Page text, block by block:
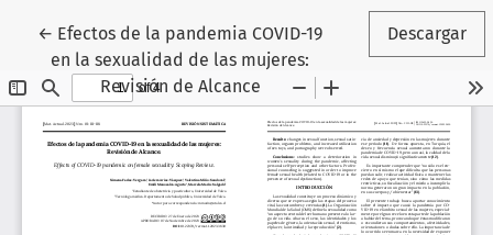
← Volver a los detalles del artículo
Efectos de la pandemia COVID-19
en la sexualidad de las mujeres:
Revisión de Alcance
Descargar